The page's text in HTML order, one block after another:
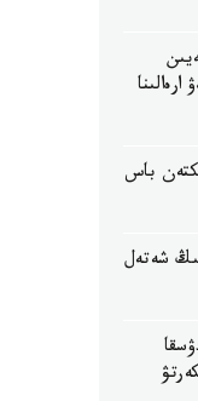
باس
شەكارادان وتپەك بولعان 4 مىڭ شەتەل
جانە 42 گرادۋسقا
ەسكەرتۋ